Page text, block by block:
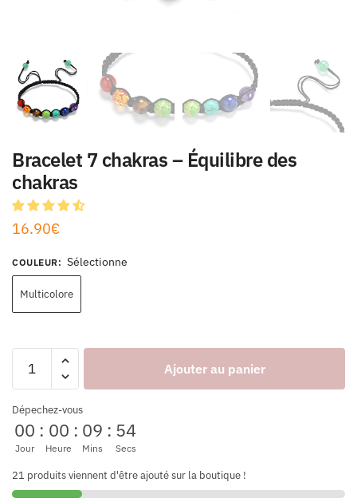
Bracelet 7 chakras – Équilibre des
chakras
16.90€
COULEUR: Sélectionne
Multicolore
Ajouter au panier
Dépechez-vous
00
Jour
: 00
Heure
: 09
Mins
: 53
Secs
21 produits viennent d'être ajouté sur la boutique !